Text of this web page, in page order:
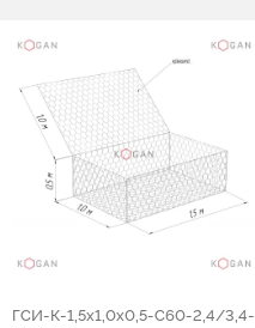
ГСИ-К-1,5х1,0х0,5-C60-2,4/3,4-